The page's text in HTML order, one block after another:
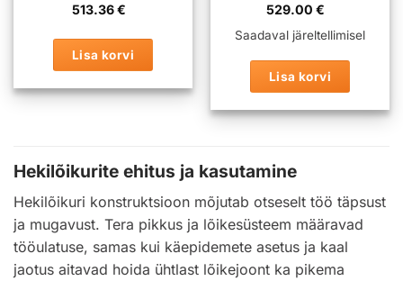
513.36€
Lisa korvi
529.00 €
Saadaval järeltellimisel
Lisa korvi
Hekilõikurite ehitus ja kasutamine
Hekilõikuri konstruktsioon mõjutab otseselt töö täpsust
ja mugavust. Tera pikkus ja lõikesüsteem määravad
tööulatuse, samas kui käepidemete asetus ja kaal
jaotus aitavad hoida ühtlast lõikejoont ka pikema